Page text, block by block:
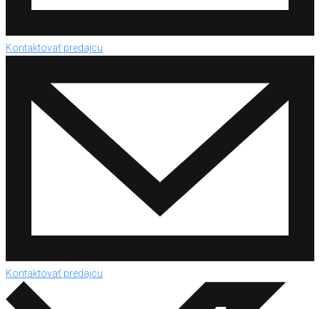
Kontaktovať predajcu
Kontaktovať predajcu